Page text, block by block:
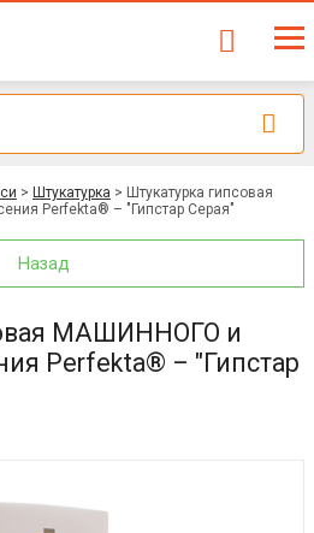
> Штукатурка > Штукатурка гипсовая
Perfekta® – "Гипстар Серая"
Назад
МАШИННОГО и
Perfekta® – "Гипстар